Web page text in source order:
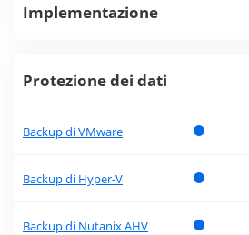
Implementazione
Protezione dei dati
Backup di VMware
Backup di Hyper-V
Backup di Nutanix AHV